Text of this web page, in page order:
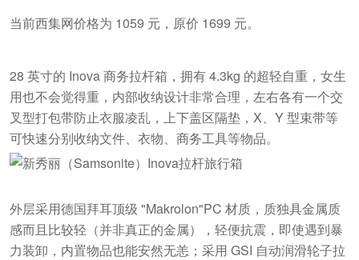
当前西集网价格为 1059 元，原价 1699 元。
28 英寸的 Inova 商务拉杆箱，拥有 4.3kg 的超轻自重，女生
用也不会觉得重，内部收纳设计非常合理，左右各有一个交
叉型打包带防止衣服凌乱，上下盖区隔垫，X、Y 型束带等
可快速分别收纳文件、衣物、商务工具等物品。
外层采用德国拜耳顶级 "Makrolon"PC 材质，质独具金属质
感而且比较轻（并非真正的金属），轻便抗震，即使遇到暴
力装卸，内置物品也能安然无恙；采用 GSI 自动润滑轮子拉